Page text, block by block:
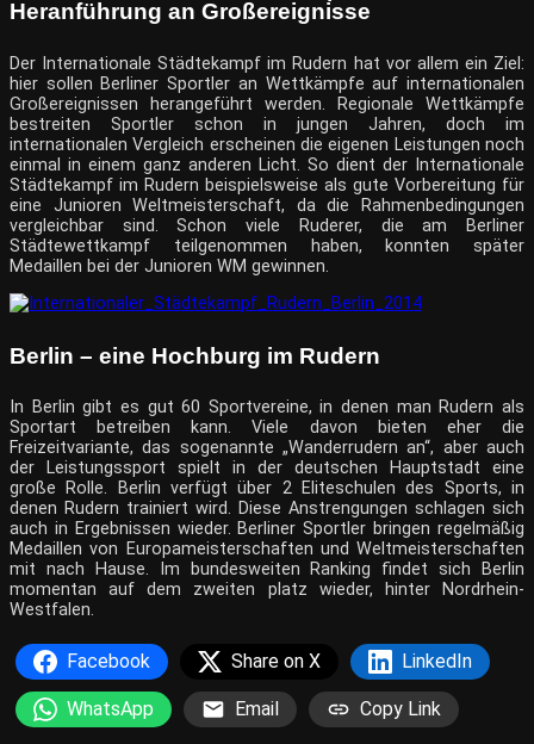
Heranführung an Großereignisse
Der Internationale Städtekampf im Rudern hat vor allem ein Ziel:
hier sollen Berliner Sportler an Wettkämpfe auf internationalen
Großereignissen herangeführt werden. Regionale Wettkämpfe
bestreiten Sportler schon in jungen Jahren, doch im
internationalen Vergleich erscheinen die eigenen Leistungen noch
einmal in einem ganz anderen Licht. So dient der Internationale
Städtekampf im Rudern beispielsweise als gute Vorbereitung für
eine Junioren Weltmeisterschaft, da die Rahmenbedingungen
vergleichbar sind. Schon viele Ruderer, die am Berliner
Städtewettkampf teilgenommen haben, konnten später
Medaillen bei der Junioren WM gewinnen.
Berlin – eine Hochburg im Rudern
In Berlin gibt es gut 60 Sportvereine, in denen man Rudern als
Sportart betreiben kann. Viele davon bieten eher die
Freizeitvariante, das sogenannte „Wanderrudern an“, aber auch
der Leistungssport spielt in der deutschen Hauptstadt eine
große Rolle. Berlin verfügt über 2 Eliteschulen des Sports, in
denen Rudern trainiert wird. Diese Anstrengungen schlagen sich
auch in Ergebnissen wieder. Berliner Sportler bringen regelmäßig
Medaillen von Europameisterschaften und Weltmeisterschaften
mit nach Hause. Im bundesweiten Ranking findet sich Berlin
momentan auf dem zweiten platz wieder, hinter Nordrhein-
Westfalen.
Facebook Share on X LinkedIn
WhatsApp Email Copy Link